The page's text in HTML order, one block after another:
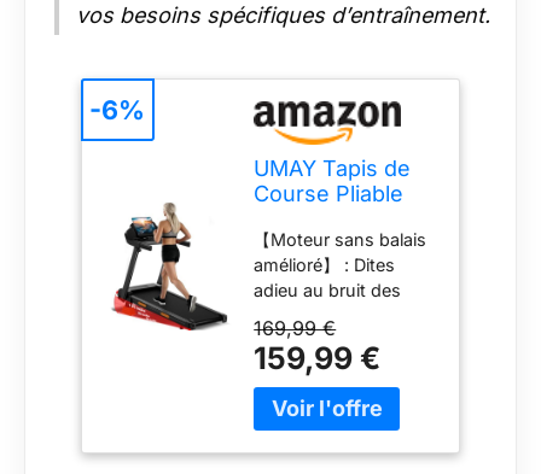
vos besoins spécifiques d’entraînement.
UMAY Tapis de
Course Pliable
【Moteur sans balais
amélioré】 : Dites
adieu au bruit des
moteurs à balais. Ce
tapis de course
professionnel est
équipé d'un nouveau
moteur sans balais
169,99 €
159,99 €
-6%